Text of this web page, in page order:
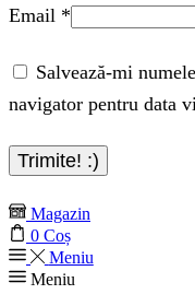
Email *
Salvează-mi
navigator pentru data
Magazin
0 Coș
Meniu
Meniu